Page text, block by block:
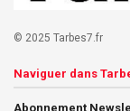
© 2025 Tarbes7.fr
Naviguer dans
Abonnement